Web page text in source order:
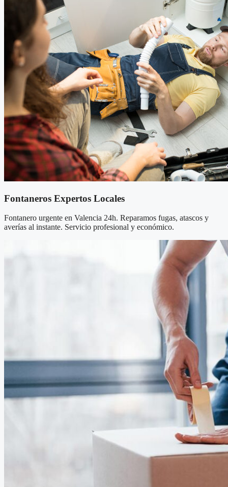
Fontaneros Expertos Locales
Fontanero urgente en Valencia 24h. Reparamos fugas, atascos y
averías al instante. Servicio profesional y económico.